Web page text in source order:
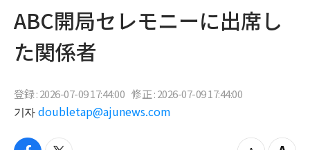
ABC開局セレモニーに出席し
た関係者
登録 : 2026-07-09 17:44:00 修正 : 2026-07-09 17:44:00
기자 doubletap@ajunews.com